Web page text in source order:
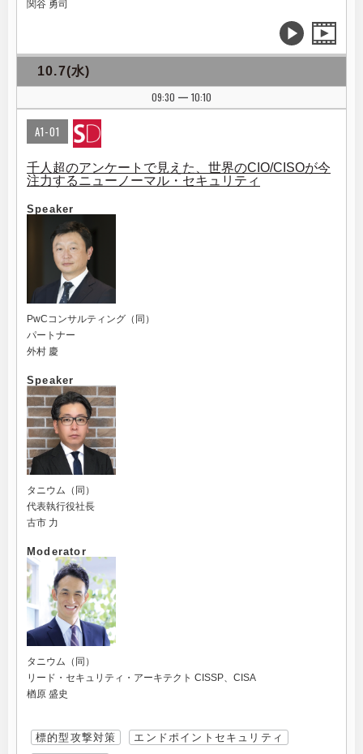
関谷 勇司
10.7(水)
09:30
| 10:10
A1-01
千人超のアンケートで見えた、世界のCIO/CISOが今
注力するニューノーマル・セキュリティ
Speaker
PwCコンサルティング（同）
パートナー
外村 慶
Speaker
タニウム（同）
代表執行役社長
古市 力
Moderator
タニウム（同）
リード・セキュリティ・アーキテクト CISSP、CISA
楢原 盛史
標的型攻撃対策
エンドポイントセキュリティ